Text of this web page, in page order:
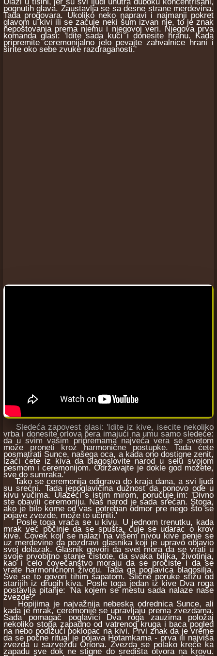
pognutih glava. Zaustavlja se sa desne strane merdevina.
Tada progovara. Ukoliko neko napravi i najmanji pokret
glavom u kivi ili se začuje neki šum izvan nje, to je znak
nepoštovanja prema njemu i njegovoj veri. Njegova prva
komanda glasi: 'Idite sada kući i donesite hranu. Kada
pripremite ceremonijalno jelo pevajte zahvalnice hrani i
širite oko sebe zvuke razdraganosti.'
Sledeća zapovest glasi: 'Idite iz kive, isecite nekoliko
vrba i donesite orlova pera imajući na umu samo sledeće:
da u svim vašim pripremama najveća vera se svetom
može proneti kroz harmonične postupke. Tada ćete
posmatrati Sunce, našega oca, a kada ono dostigne zenit,
izaći ćete iz kiva da blagoslovite narod u selu svojom
pesmom i ceremonijom. Održavajte je dokle god možete,
sve do sumraka.'
Tako se ceremonija odigrava do kraja dana, a svi ljudi
su srećni. Tada jepoglavičina dužnost da ponovo ode u
kivu vučima. Ulazeći s istim mirom, poručuje im: 'Divno
ste obavili ceremoniju. Naš narod je sada srećan. Stoga,
ako je bilo kome od vas potreban odmor pre nego što se
pojave zvezde, može to učiniti.'
Posle toga vraća se u kivu. U jednom trenutku, kada
mrak već počinje da se spušta, čuje se udarac o krov
kive. Čovek koji se nalazi na višem nivou kive penje se
uz merdevine da pozdravi glasnika koji je upravo objavio
svoj dolazak. Glasnik govori da svet mora da se vrati u
svoje prvobitno stanje čistote, da svaka biljka, životinja,
kao i celo čovečanstvo moraju da se pročiste i da se
vrate harmoničnom životu. Tada ga poglavica blagosilja.
Sve se to govori tihim šapatom. Slične poruke stižu od
starijih iz drugih kiva. Posle toga jedan iz kive Dva roga
postavlja pitanje: 'Na kojem se mestu sada nalaze naše
zvezde?'
Hopijima je najvažnija nebeska odrednica Sunce, ali
kada je mrak, ceremonije se upravljaju prema zvezdama.
Sada pomagač poglavici Dva roga zauzima položaj
nekoliko stopa zapadno od vatrenog kruga i baca pogled
na nebo podižući poklopac na kivi. Prvi znak da je vreme
da se počne ritual je pojava Hotamkama - prva ili najviša
zvezda u sazvežđu Oriona. Zvezda se polako kreće ka
zapadu sve dok ne stigne do središta otvora na krovu.